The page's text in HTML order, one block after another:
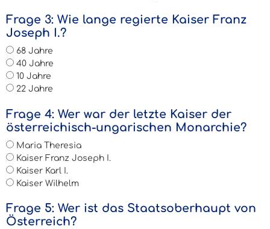
Frage 3: Wie lange regierte Kaiser Franz
Joseph I.?
68 Jahre
40 Jahre
10 Jahre
22 Jahre
Frage 4: Wer war der letzte Kaiser der
österreichisch-ungarischen Monarchie?
Maria Theresia
Kaiser Franz Joseph I.
Kaiser Karl I.
Kaiser Wilhelm
Frage 5: Wer ist das Staatsoberhaupt von
Österreich?